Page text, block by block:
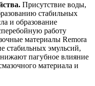
Присутствие воды,
стабильных
и образование
работу
материалы Remora
стабильных эмульсий,
пагубное влияние
материала и